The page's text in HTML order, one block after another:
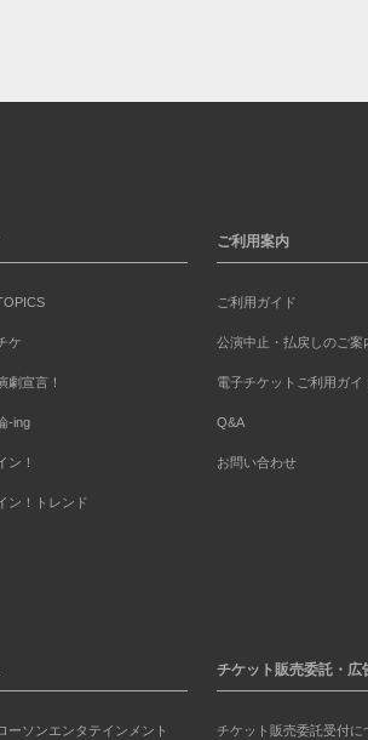
ケ
劇宣言！
-ing
ン！
ン！トレンド
ご利用案内
ご利用ガイド
公演中止・払戻しのご案
電子チケットご利用ガイ
Q&A
お問い合わせ
ーソンエンタテインメント
チケット販売委託・広
チケット販売委託受付に